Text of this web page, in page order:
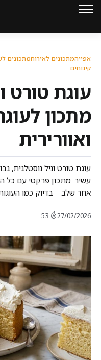
אפייהמתכונים לאירוחמתכונים
קינוחים
עוגת טורט
מתכון
ואוורירית
עוגת טורט וניל נוסטלגית,
עשיר. מתכון פרקטי עם כל
אחר שלב – בדיוק כמו
27/02/2026
53